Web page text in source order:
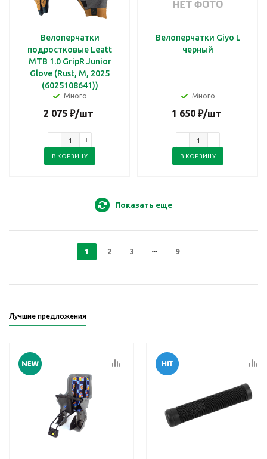
Велоперчатки
подростковые Leatt
MTB 1.0 GripR Junior
Glove (Rust, M, 2025
(6025108641))
Много
2 075 ₽/шт
В КОРЗИНУ
Велоперчатки Giyo L
черный
Много
1 650 ₽/шт
В КОРЗИНУ
Показать еще
1 2 3 9
Лучшие предложения